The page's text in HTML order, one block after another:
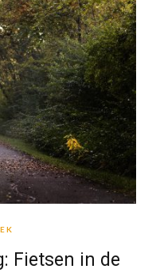
Fietsen in de